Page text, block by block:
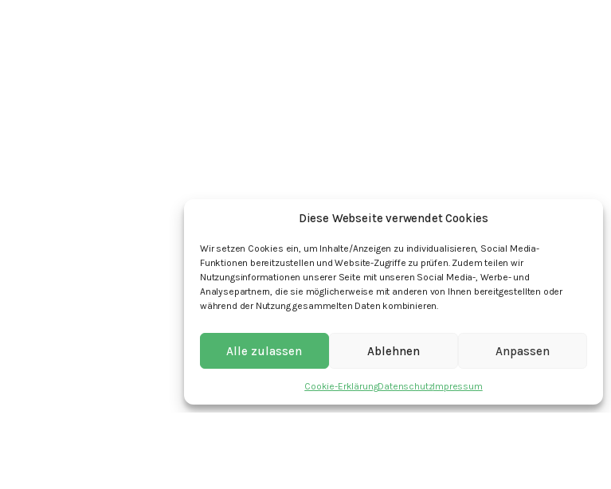
Diese Webseite verwendet Cookies
Wir setzen Cookies ein, um Inhalte/Anzeigen zu individualisieren, Social Media-
Funktionen bereitzustellen und Website-Zugriffe zu prüfen. Zudem teilen wir
Nutzungsinformationen unserer Seite mit unseren Social Media-, Werbe- und
Analysepartnern, die sie möglicherweise mit anderen von Ihnen bereitgestellten oder
während der Nutzung gesammelten Daten kombinieren.
Alle zulassen Ablehnen Anpassen
Cookie-ErklärungDatenschutzImpressum